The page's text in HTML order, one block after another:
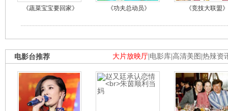
《蔬菜宝宝要回家》 《功夫总动员》 《竞技大联盟》
大片放映厅 电影库 高清美图 热辣资
电影台推荐